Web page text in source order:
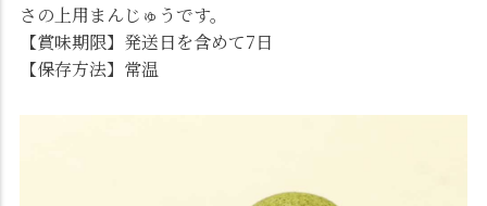
さの上用まんじゅうです。
【賞味期限】発送日を含めて7日
【保存方法】常温